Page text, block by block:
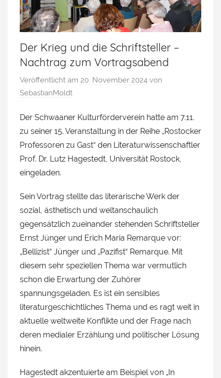
Der Krieg und die Schriftsteller –
Nachtrag zum Vortragsabend
Veröffentlicht am 20. November 2024 von
SebastianMoldt
Der Schwaaner Kulturförderverein hatte am 7.11.
zu seiner 15. Veranstaltung in der Reihe „Rostocker
Professoren zu Gast“ den Literaturwissenschaftler
Prof. Dr. Lutz Hagestedt, Universität Rostock,
eingeladen.
Sein Vortrag stellte das literarische Werk der
sozial, ästhetisch und weltanschaulich
gegensätzlich zueinander stehenden Schriftsteller
Ernst Jünger und Erich Maria Remarque vor:
„Bellizist“ Jünger und „Pazifist“ Remarque. Mit
diesem sehr speziellen Thema war vermutlich
schon die Erwartung der Zuhörer
spannungsgeladen. Es ist ein sensibles
literaturgeschichtliches Thema und es ragt weit in
aktuelle weltweite Konflikte und der Frage nach
deren medialer Erzählung und politischer Lösung
hinein.
Hagestedt akzentuierte am Beispiel von „In